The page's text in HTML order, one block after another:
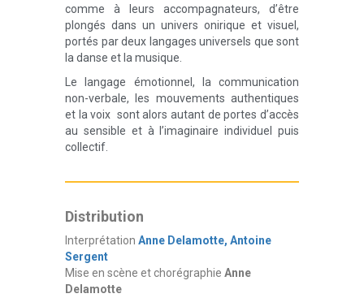
comme à leurs accompagnateurs, d’être
plongés dans un univers onirique et visuel,
portés par deux langages universels que sont
la danse et la musique.
Le langage émotionnel, la communication
non-verbale, les mouvements authentiques
et la voix sont alors autant de portes d’accès
au sensible et à l’imaginaire individuel puis
collectif.
Distribution
Interprétation Anne Delamotte, Antoine
Sergent
Mise en scène et chorégraphie Anne
Delamotte